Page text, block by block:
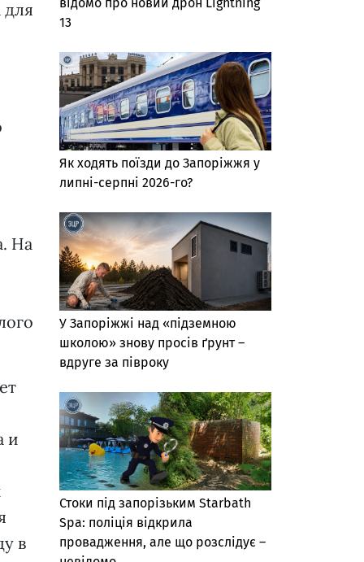
для
На
и
в
13
Як ходять поїзди до Запоріжжя у
липні-серпні 2026-го?
У Запоріжжі над «підземною
школою» знову просів ґрунт –
вдруге за півроку
Стоки під запорізьким Starbath
Spa: поліція відкрила
провадження, але що розслідує –